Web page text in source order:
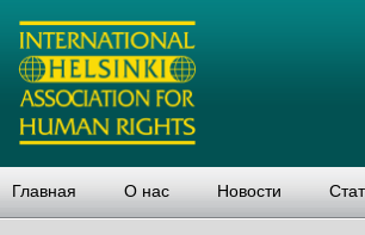
Главная О нас Новости